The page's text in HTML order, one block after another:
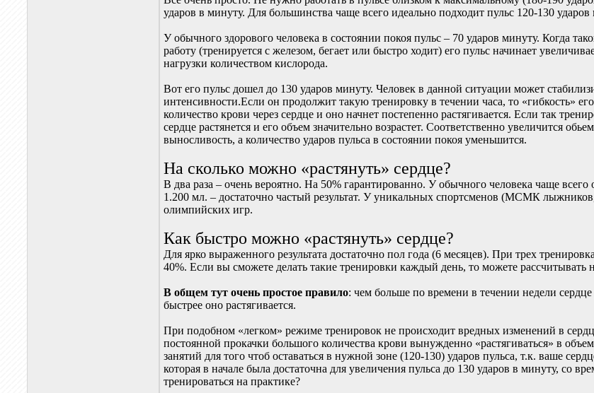
ударов в минуту. Для большинства чаще всего идеально подходит пульс 120-130 ударов
У обычного здорового человека в состоянии покоя пульс – 70 ударов минуту. Когда
работу (тренируется с железом, бегает или быстро ходит) его пульс начинает
нагрузки количеством кислорода.
Вот его пульс дошел до 130 ударов минуту. Человек в данной ситуации может
интенсивности.Если он продолжит такую тренировку в течении часа, то «гибкость»
количество крови через сердце и оно начнет постепенно растягивается. Если так
сердце растянется и его объем значительно возрастет. Соответственно увеличится
выносливость, а количество ударов пульса в состоянии покоя уменьшится.
На сколько можно «растянуть» сердце?
В два раза – очень вероятно. На 50% гарантированно. У обычного человека чаще
1.200 мл. – достаточно частый результат. У уникальных спортсменов (МСМК
олимпийских игр.
Как быстро можно «растянуть» сердце?
Для ярко выраженного результата достаточно пол года (6 месяцев). При трех
40%. Если вы сможете делать такие тренировки каждый день, то можете рассчитывать
В общем тут очень простое правило: чем больше по времени в течении недели
быстрее оно растягивается.
При подобном «легком» режиме тренировок не происходит вредных изменений в
постоянной прокачки большого количества крови вынужденно «растягиваться» в
занятий для того чтоб оставаться в нужной зоне (120-130) ударов пульса, т.к. ваше
которая в начале была достаточна для увеличения пульса до 130 ударов в минуту,
тренироваться на практике?